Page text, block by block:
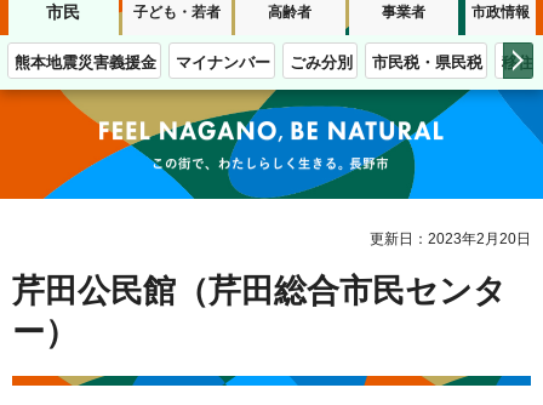
市民 子ども・若者 高齢者 事業者 市政情報
熊本地震災害義援金 マイナンバー ごみ分別 市民税・県民税 移住
この街で、わたしらしく生きる。長野市
更新日：2023年2月20日
芹田公民館（芹田総合市民センタ
ー）